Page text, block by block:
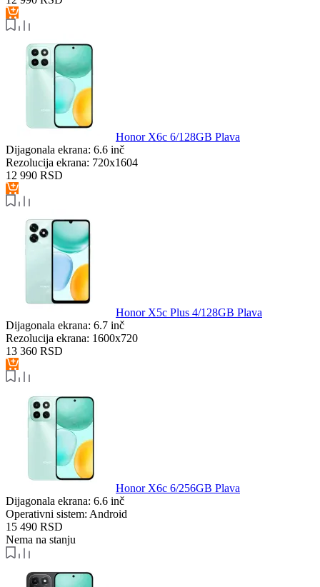
Honor X6c 6/128GB Plava
Dijagonala ekrana: 6.6 inč
Rezolucija ekrana: 720x1604
12 990 RSD
Honor X5c Plus 4/128GB Plava
Dijagonala ekrana: 6.7 inč
Rezolucija ekrana: 1600x720
13 360 RSD
Honor X6c 6/256GB Plava
Dijagonala ekrana: 6.6 inč
Operativni sistem: Android
15 490 RSD
Nema na stanju